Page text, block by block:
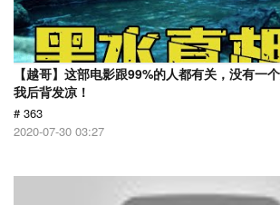
【越哥】这部电影跟99%的人都有关，没有一
我后背发凉！
# 363
2020-07-30 03:27